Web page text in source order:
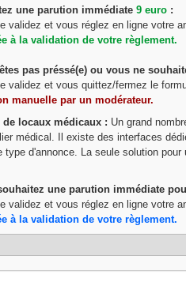
une parution immédiate 9 euro :
validez et vous réglez en ligne votre
à la validation de votre règlement.
pas préssé(e) ou vous ne
validez et vous quittez/fermez le
manuelle par un modérateur.
locaux médicaux : Un grand
médical. Il existe des interfaces
d'annonce. La seule solution
une parution immédiate
validez et vous réglez en ligne votre
à la validation de votre règlement.